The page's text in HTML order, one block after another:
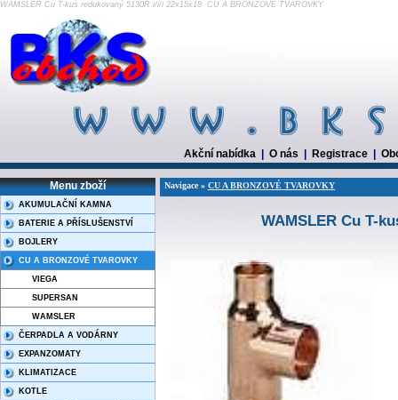
WAMSLER Cu T-kus redukovaný 5130R i/i/i 22x15x18 CU A BRONZOVÉ TVAROVKY
Akční nabídka O nás Registrace
Menu zboží
AKUMULAČNÍ KAMNA
BATERIE A PŘÍSLUŠENSTVÍ
BOJLERY
CU A BRONZOVÉ TVAROVKY
VIEGA
SUPERSAN
WAMSLER
ČERPADLA A VODÁRNY
EXPANZOMATY
KLIMATIZACE
KOTLE
Navigace » CU A BRONZOVÉ TVAROVKY
WAMSLER Cu T-